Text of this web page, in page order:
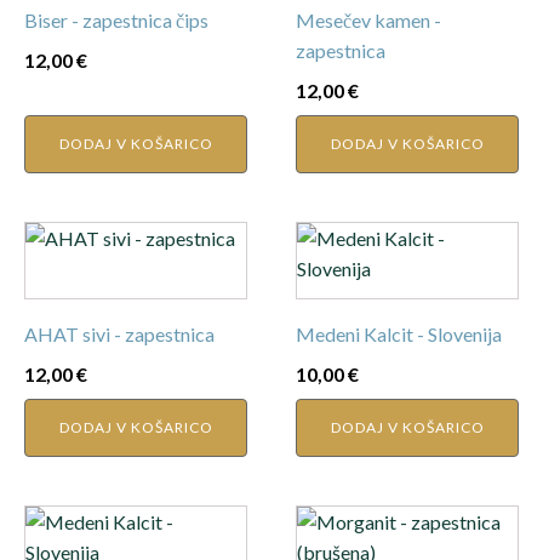
Biser - zapestnica čips
12,00€
DODAJ V KOŠARICO
Mesečev kamen -
zapestnica
12,00€
DODAJ V KOŠARICO
AHAT sivi - zapestnica
12,00€
DODAJ V KOŠARICO
Medeni Kalcit - Slovenija
10,00€
DODAJ V KOŠARICO